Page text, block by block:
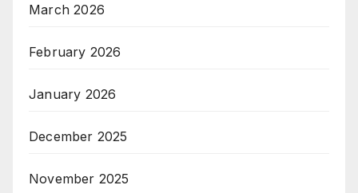
March 2026
February 2026
January 2026
December 2025
November 2025